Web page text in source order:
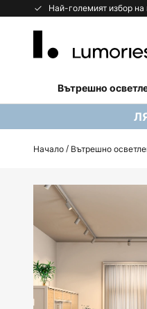
Най-големият избор на
Прескачане
Вътрешно
Начало Вътрешно
Преминете
края
галерията
на
изображенията